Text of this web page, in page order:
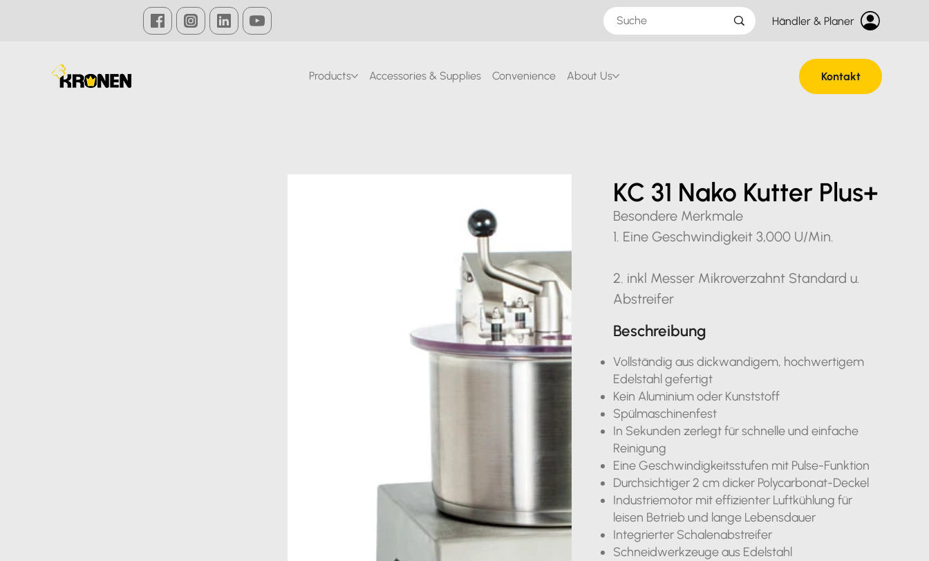
Händler & Planer
Kontakt
Products Accessories & Supplies Convenience About Us
KC 31 Nako Kutter Plus+
Besondere Merkmale
1. ​Eine Geschwindigkeit 3,000 U/Min.
2. inkl Messer Mikroverzahnt Standard u.
Abstreifer
Beschreibung
Vollständig aus dickwandigem, hochwertigem
Edelstahl gefertigt
Kein Aluminium oder Kunststoff
Spülmaschinenfest
In Sekunden zerlegt für schnelle und einfache
Reinigung
Eine Geschwindigkeitsstufen mit Pulse-Funktion
Durchsichtiger 2 cm dicker Polycarbonat-Deckel
Industriemotor mit effizienter Luftkühlung für
leisen Betrieb und lange Lebensdauer
Integrierter Schalenabstreifer
Schneidwerkzeuge aus Edelstahl